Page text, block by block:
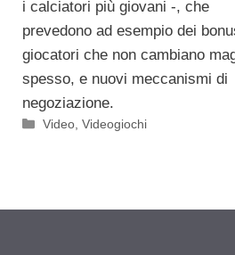
i calciatori più giovani -, che
prevedono ad esempio dei
giocatori che non cambiano
spesso, e nuovi meccanismi di
negoziazione.
Categorie
Video ,Videogiochi